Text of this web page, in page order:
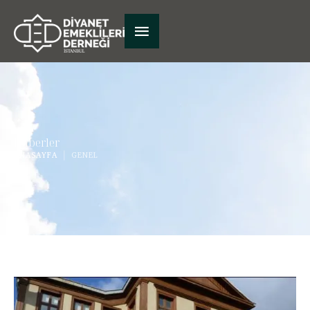
Haberler
ANASAYFA GENEL